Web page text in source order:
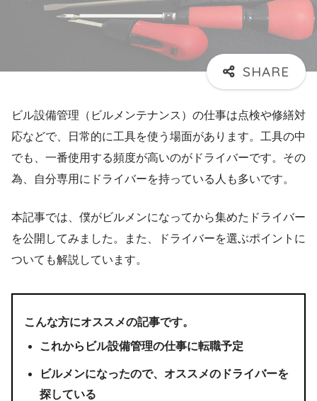
ビル設備管理（ビルメンテナンス）の仕事は点検や修繕対
応などで、日常的に工具を使う場面があります。工具の中
でも、一番使用する頻度が高いのがドライバーです。その
為、自分専用にドライバーを持っている人も多いです。
本記事では、僕がビルメンになってから集めたドライバー
を公開してみました。また、ドライバーを選ぶポイントに
ついても解説しています。
こんな方にオススメの記事です。
これからビル設備管理の仕事に転職予定
ビルメンになったので、オススメのドライバーを
探している